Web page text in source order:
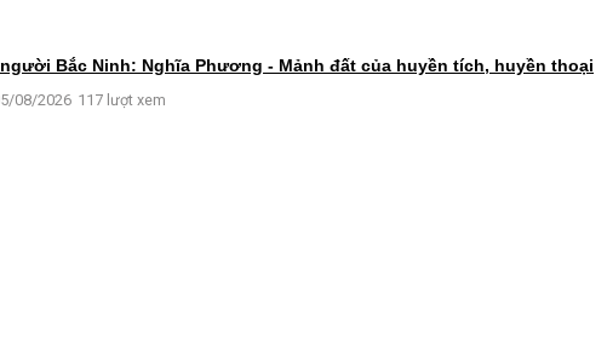
Bắc Ninh: Nghĩa Phương - Mảnh đất của huyền tích, huyền thoại
08/2026 117 lượt xem